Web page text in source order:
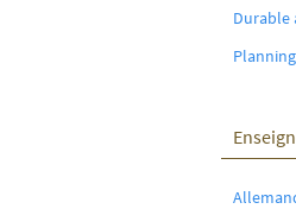
Durable